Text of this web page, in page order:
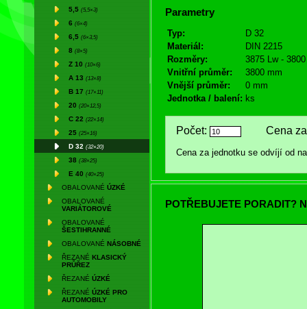
5,5 (5,5×3)
6 (6×4)
6,5 (6×3,5)
8 (8×5)
Z 10 (10×6)
A 13 (13×8)
B 17 (17×11)
20 (20×12,5)
C 22 (22×14)
25 (25×16)
D 32 (32×20)
38 (38×25)
E 40 (40×25)
OBALOVANÉ ÚZKÉ
OBALOVANÉ
VARIÁTOROVÉ
OBALOVANÉ
ŠESTIHRANNÉ
OBALOVANÉ NÁSOBNÉ
ŘEZANÉ KLASICKÝ
PRŮŘEZ
ŘEZANÉ ÚZKÉ
ŘEZANÉ ÚZKÉ PRO
AUTOMOBILY
Parametry
Typ:
D 32
Materiál:
DIN 2215
Rozměry:
3875 Lw -
Vnitřní průměr:
3800 mm
Vnější průměr:
0 mm
Jednotka / balení: ks
Počet: Cena za
Cena za jednotku se odvíjí od
POTŘEBUJETE PORADIT?